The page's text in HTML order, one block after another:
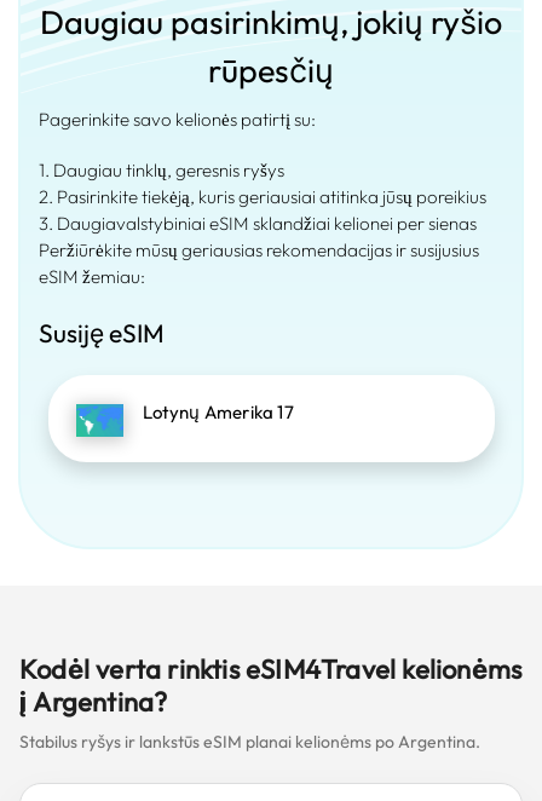
Daugiau pasirinkimų, jokių ryšio
rūpesčių
Pagerinkite savo kelionės patirtį su:
1. Daugiau tinklų, geresnis ryšys
2. Pasirinkite tiekėją, kuris geriausiai atitinka jūsų poreikius
3. Daugiavalstybiniai eSIM sklandžiai kelionei per sienas
Peržiūrėkite mūsų geriausias rekomendacijas ir susijusius
eSIM žemiau:
Susiję eSIM
Lotynų Amerika 17
Kodėl verta rinktis eSIM4Travel kelionėms
į Argentina?
Stabilus ryšys ir lankstūs eSIM planai kelionėms po Argentina.